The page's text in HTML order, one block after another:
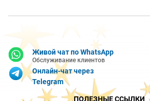
Живой чат по WhatsApp
Обслуживание клиентов
Онлайн-чат через
Telegram
ПОЛЕЗНЫЕ ССЫЛКИ